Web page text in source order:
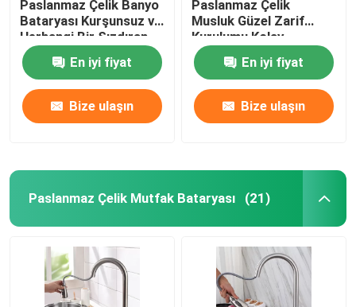
Paslanmaz Çelik Banyo
Bataryası Kurşunsuz ve
Herhangi Bir Sızdıran
Madde İçermez
En iyi fiyat
Bize ulaşın
Paslanmaz Çelik
Musluk Güzel Zarif
Kurulumu Kolay
En iyi fiyat
Bize ulaşın
Paslanmaz Çelik Mutfak Bataryası (21)